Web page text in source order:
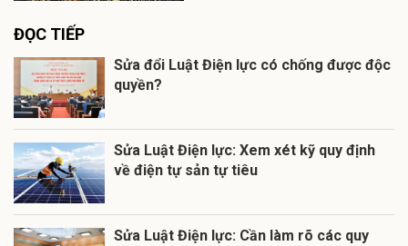
ĐỌC TIẾP
Sửa đổi Luật Điện lực có chống được độc
quyền?
Sửa Luật Điện lực: Xem xét kỹ quy định
về điện tự sản tự tiêu
Sửa Luật Điện lực: Cần làm rõ các quy